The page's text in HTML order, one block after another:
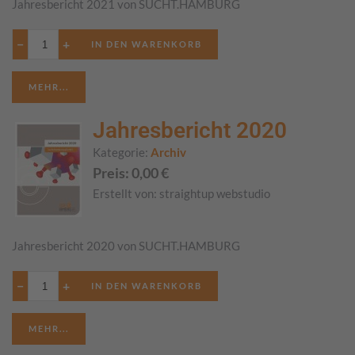
Jahresbericht 2021 von SUCHT.HAMBURG
− +
MEHR...
Jahresbericht 2020
Kategorie: Archiv
Preis: 0,00€
Erstellt von: straightup webstudio
Jahresbericht 2020 von SUCHT.HAMBURG
− +
MEHR...